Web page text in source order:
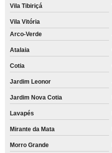
Vila Tibiriçá
Vila Vitória
Arco-Verde
Atalaia
Cotia
Jardim Leonor
Jardim Nova Cotia
Lavapés
Mirante da Mata
Morro Grande